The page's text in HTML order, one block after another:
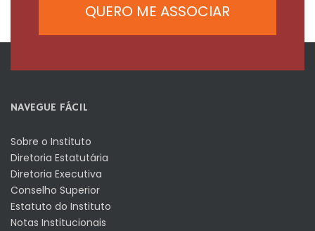
QUERO ME ASSOCIAR
NAVEGUE FÁCIL
Sobre o Instituto
Diretoria Estatutária
Diretoria Executiva
Conselho Superior
Estatuto do Instituto
Notas Institucionais